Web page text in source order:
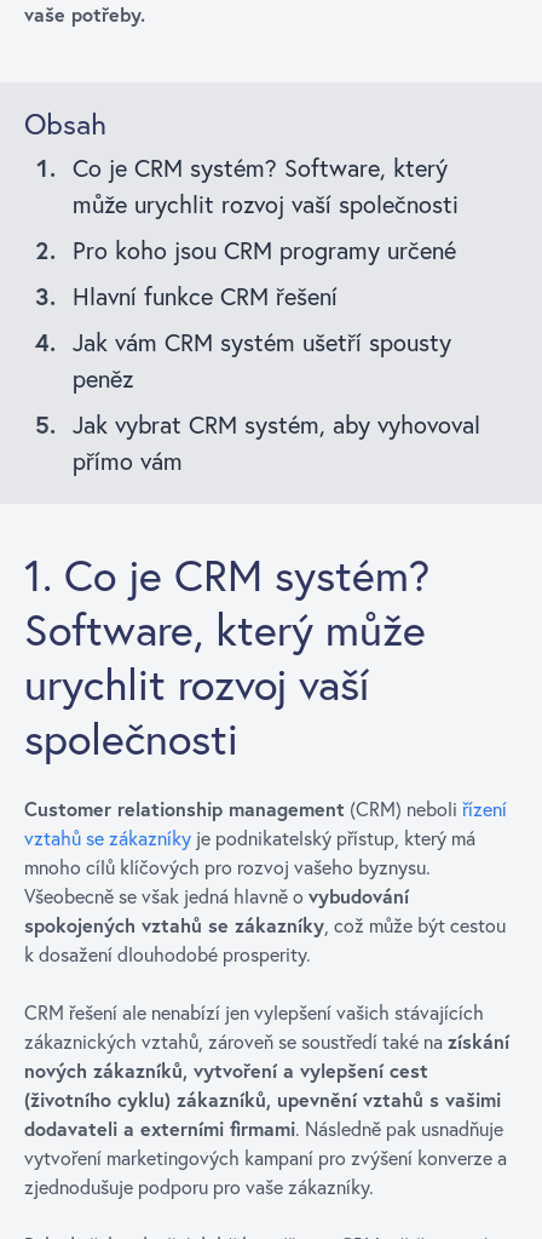
vaše potřeby.
Obsah
Co je CRM systém? Software, který
může urychlit rozvoj vaší společnosti
Pro koho jsou CRM programy určené
Hlavní funkce CRM řešení
Jak vám CRM systém ušetří spousty
peněz
Jak vybrat CRM systém, aby vyhovoval
přímo vám
1. Co je CRM systém?
Software, který může
urychlit rozvoj vaší
společnosti
Customer relationship management (CRM) neboli řízení
vztahů se zákazníky je podnikatelský přístup, který má
mnoho cílů klíčových pro rozvoj vašeho byznysu.
Všeobecně se však jedná hlavně o vybudování
spokojených vztahů se zákazníky, což může být cestou
k dosažení dlouhodobé prosperity.
CRM řešení ale nenabízí jen vylepšení vašich stávajících
zákaznických vztahů, zároveň se soustředí také nazískání
nových zákazníků, vytvoření a vylepšení cest
(životního cyklu) zákazníků, upevnění vztahů s vašimi
dodavateli a externími firmami. Následně pak usnadňuje
vytvoření marketingových kampaní pro zvýšení konverze a
zjednodušuje podporu pro vaše zákazníky.